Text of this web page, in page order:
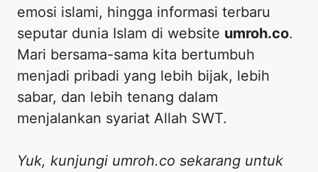
emosi islami, hingga informasi terbaru
seputar dunia Islam di website umroh.co.
Mari bersama-sama kita bertumbuh
menjadi pribadi yang lebih bijak, lebih
sabar, dan lebih tenang dalam
menjalankan syariat Allah SWT.
Yuk, kunjungi umroh.co sekarang untuk